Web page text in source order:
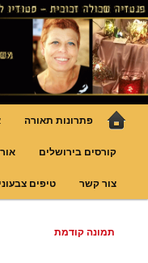
לדלג
לתוכן
פנטזיה –
לויטראז
גופי תאורה אומנותיים בעבודת
בויטראז ובפסיפס
תפריט
פתרונות תאורה
קורסים בירושלים
צור קשר טיפים
ניווט
תמונה קודמת